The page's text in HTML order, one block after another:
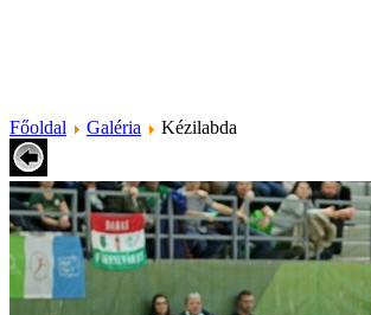
Főoldal Galéria Kézilabda